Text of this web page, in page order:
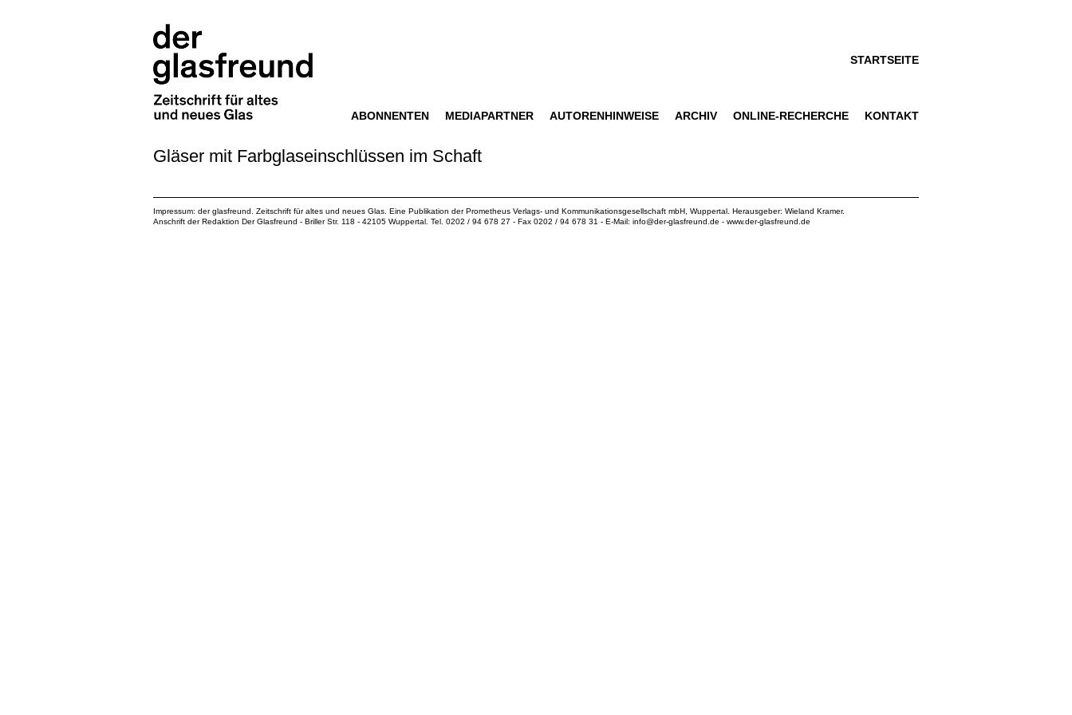
STARTSEITE
ABONNENTEN MEDIAPARTNER AUTORENHINWEISE ARCHIV ONLINE-RECHERCHE KONTAKT
Gläser mit Farbglaseinschlüssen im Schaft
Impressum: der glasfreund. Zeitschrift für altes und neues Glas. Eine Publikation derPrometheus Verlags- und Kommunikationsgesellschaft mbH , Wuppertal. Herausgeber: Wieland Kramer.
Anschrift der Redaktion Der Glasfreund - Briller Str. 118 - 42105 Wuppertal. Tel. 0202 / 94 678 27 - Fax 0202 / 94 678 31 - E-Mail: info@der-glasfreund.de - www.der-glasfreund.de